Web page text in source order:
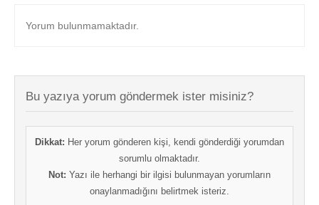
Yorum bulunmamaktadır.
Bu yazıya yorum göndermek ister misiniz?
Dikkat: Her yorum gönderen kişi, kendi gönderdiği yorumdan
sorumlu olmaktadır.
Not: Yazı ile herhangi bir ilgisi bulunmayan yorumların
onaylanmadığını belirtmek isteriz.